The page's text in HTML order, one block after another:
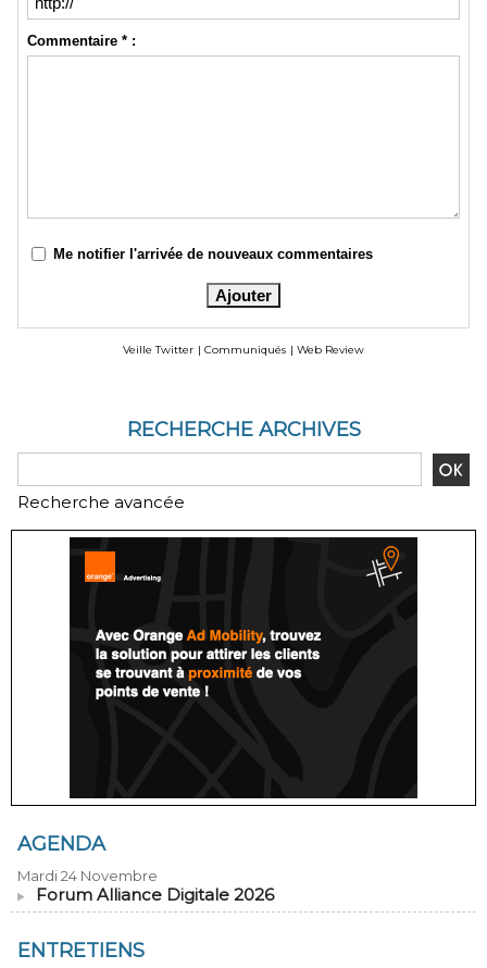
Commentaire * :
Me notifier l'arrivée de nouveaux commentaires
Veille Twitter | Communiqués | Web Review
RECHERCHE ARCHIVES
Recherche avancée
AGENDA
Mardi 24 Novembre
Forum Alliance Digitale 2026
ENTRETIENS